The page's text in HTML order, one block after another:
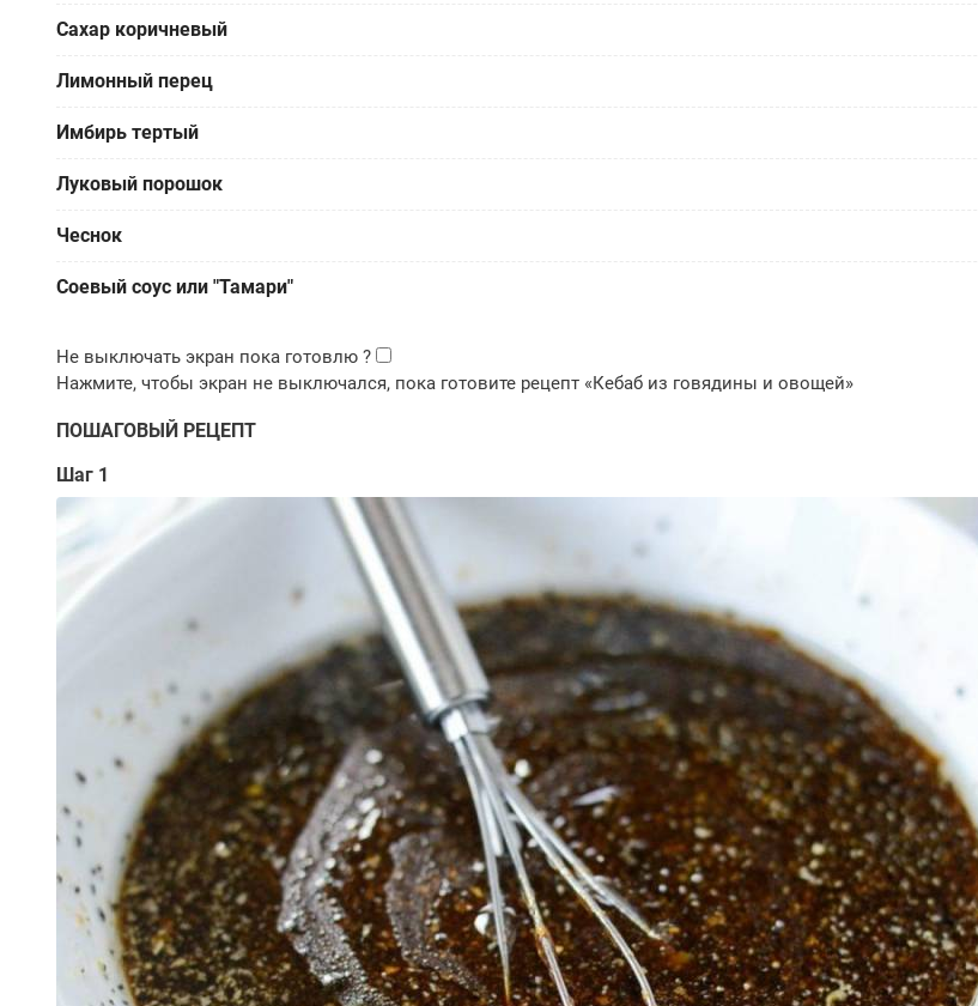
Сахар коричневый
Лимонный перец
Имбирь тертый
Луковый порошок
Чеснок
Соевый соус или "Тамари"
ПОШАГОВЫЙ РЕЦЕПТ
Шаг 1